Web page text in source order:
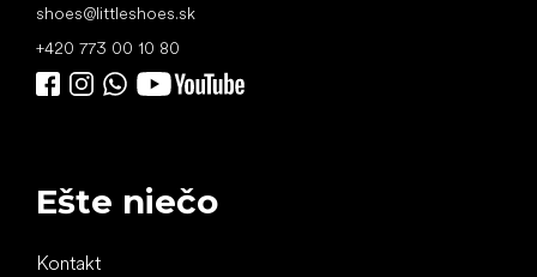
shoes@littleshoes.sk
+420 773 00 10 80
Ešte niečo
Kontakt